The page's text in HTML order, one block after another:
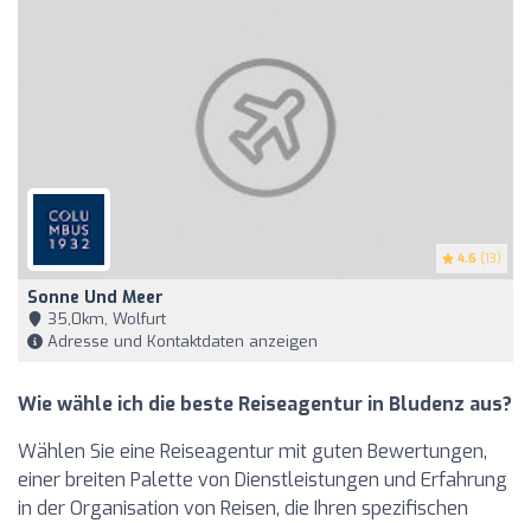
4.6 (13)
Sonne Und Meer
35,0km, Wolfurt
Adresse und Kontaktdaten anzeigen
Wie wähle ich die beste Reiseagentur in Bludenz aus?
Wählen Sie eine Reiseagentur mit guten Bewertungen,
einer breiten Palette von Dienstleistungen und Erfahrung
in der Organisation von Reisen, die Ihren spezifischen